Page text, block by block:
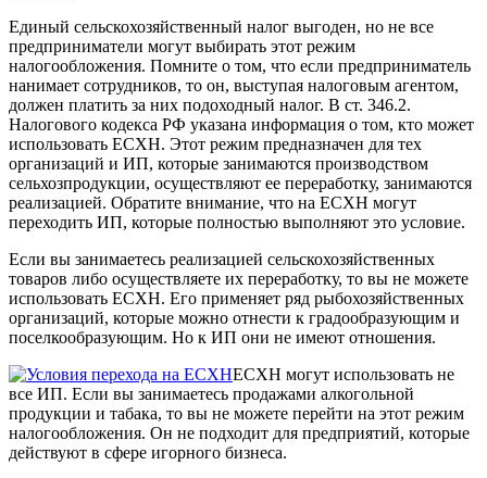
Единый сельскохозяйственный налог выгоден, но не все
предприниматели могут выбирать этот режим
налогообложения. Помните о том, что если предприниматель
нанимает сотрудников, то он, выступая налоговым агентом,
должен платить за них подоходный налог. В ст. 346.2.
Налогового кодекса РФ указана информация о том, кто может
использовать ЕСХН. Этот режим предназначен для тех
организаций и ИП, которые занимаются производством
сельхозпродукции, осуществляют ее переработку, занимаются
реализацией. Обратите внимание, что на ЕСХН могут
переходить ИП, которые полностью выполняют это условие.
Если вы занимаетесь реализацией сельскохозяйственных
товаров либо осуществляете их переработку, то вы не можете
использовать ЕСХН. Его применяет ряд рыбохозяйственных
организаций, которые можно отнести к градообразующим и
поселкообразующим. Но к ИП они не имеют отношения.
ЕСХН могут использовать не
все ИП. Если вы занимаетесь продажами алкогольной
продукции и табака, то вы не можете перейти на этот режим
налогообложения. Он не подходит для предприятий, которые
действуют в сфере игорного бизнеса.